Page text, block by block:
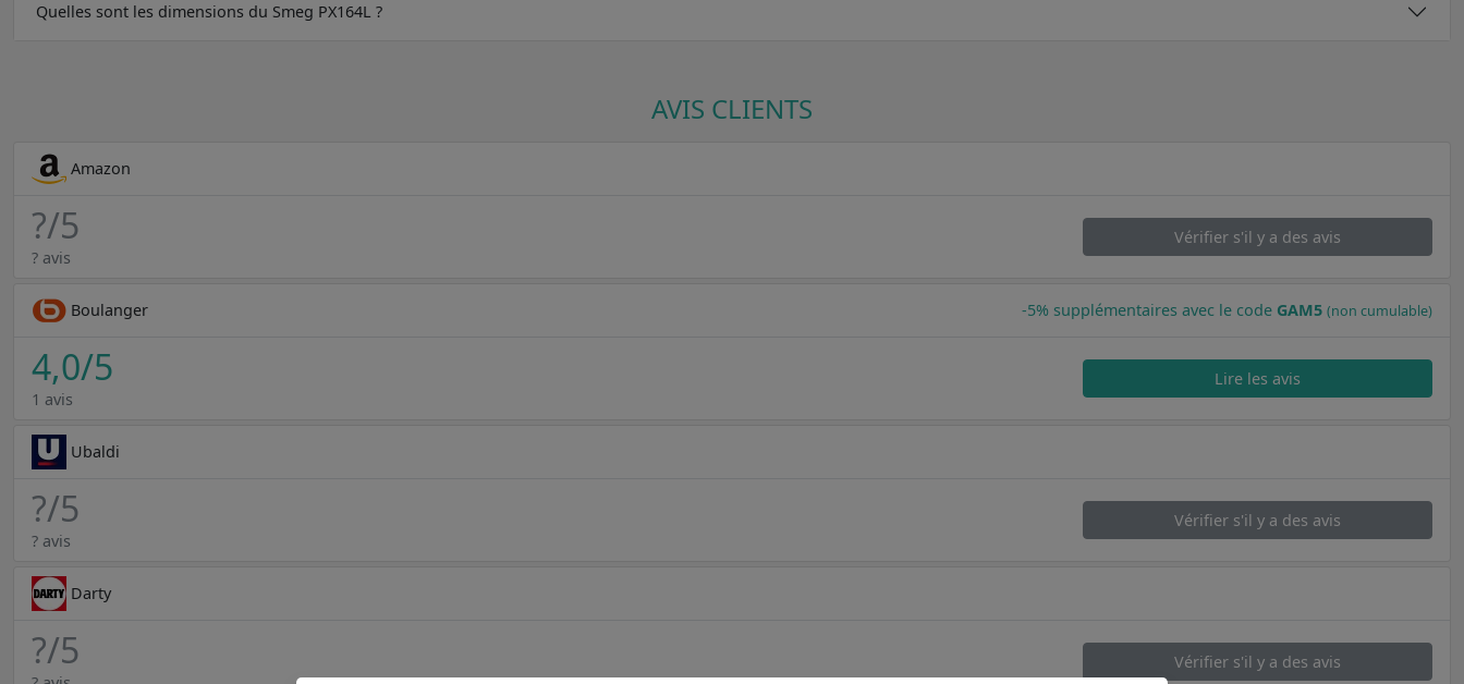
Quelles sont les dimensions du Smeg PX164L ?
AVIS CLIENTS
Amazon
?/5
? avis
Vérifier s'il y a des avis
Boulanger -5% supplémentaires avec le code GAM5 (non cumulable)
4,0/5
1 avis
Lire les avis
Ubaldi
?/5
? avis
Vérifier s'il y a des avis
Darty
?/5 Vérifier s'il y a des avis